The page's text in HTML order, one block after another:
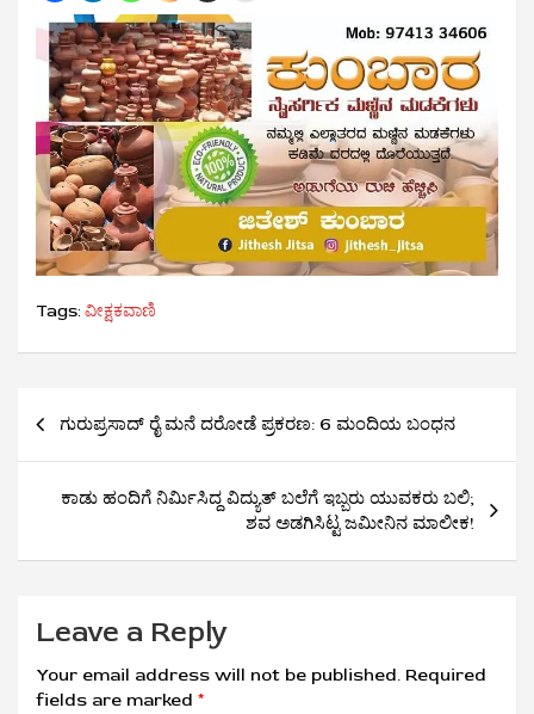
Tags: ವೀಕ್ಷಕವಾಣಿ
Post
navigation
ಗುರುಪ್ರಸಾದ್ ರೈ ಮನೆ ದರೋಡೆ ಪ್ರಕರಣ: 6 ಮಂದಿಯ ಬಂಧನ
ಕಾಡು ಹಂದಿಗೆ ನಿರ್ಮಿಸಿದ್ದ ವಿದ್ಯುತ್​ ಬಲೆಗೆ ಇಬ್ಬರು ಯುವಕರು ಬಲಿ;
ಶವ ಅಡಗಿಸಿಟ್ಟ ಜಮೀನಿನ ಮಾಲೀಕ!
Leave a Reply
Your email address will not be published. Required
fields are marked *